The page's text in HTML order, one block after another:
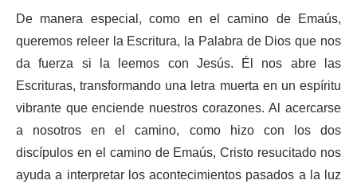
De manera especial, como en el camino de Emaús,
queremos releer la Escritura, la Palabra de Dios que nos
da fuerza si la leemos con Jesús. Él nos abre las
Escrituras, transformando una letra muerta en un espíritu
vibrante que enciende nuestros corazones. Al acercarse
a nosotros en el camino, como hizo con los dos
discípulos en el camino de Emaús, Cristo resucitado nos
ayuda a interpretar los acontecimientos pasados ​​a la luz